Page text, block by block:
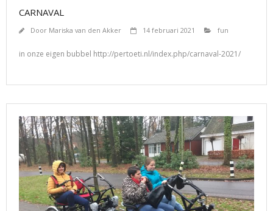
CARNAVAL
Door Mariska van den Akker 14 februari 2021 fun
in onze eigen bubbel http://pertoeti.nl/index.php/carnaval-2021/